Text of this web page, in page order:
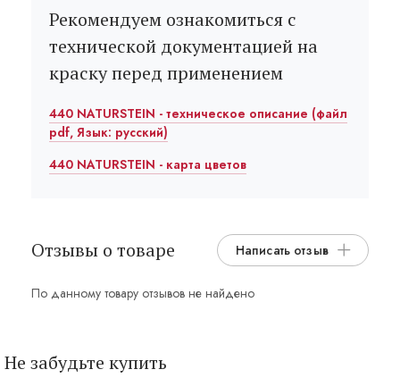
Рекомендуем ознакомиться с
технической документацией на
краску перед применением
440 NATURSTEIN - техническое описание (файл
pdf, Язык: русский)
440 NATURSTEIN - карта цветов
Отзывы о товаре Написать отзыв
По данному товару отзывов не найдено
Не забудьте купить